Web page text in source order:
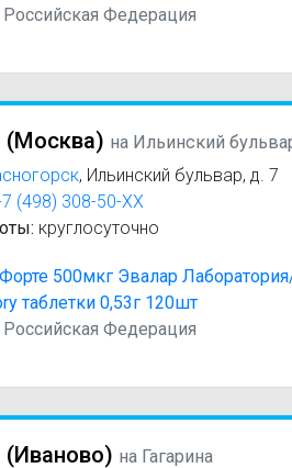
Федерация
(Москва) на Ильинский
, Ильинский бульвар, д. 7
(498) 308-50-XX
круглосуточно
500мкг Эвалар
таблетки 0,53г 120шт
Федерация
(Иваново) на Гагарина